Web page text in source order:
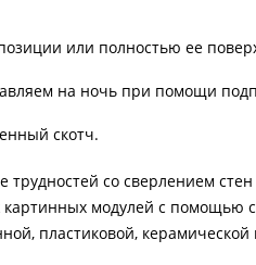
или полностью ее
на ночь при помощи
скотч.
трудностей со сверлением
модулей с помощью
пластиковой, керамической